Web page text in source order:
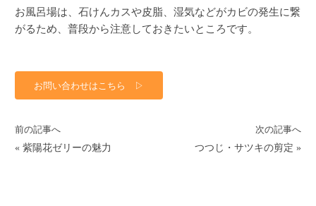
お風呂場は、石けんカスや皮脂、湿気などがカビの発生に繋
がるため、普段から注意しておきたいところです。
お問い合わせはこちら ▷
前の記事へ
« 紫陽花ゼリーの魅力
次の記事へ
つつじ・サツキの剪定 »